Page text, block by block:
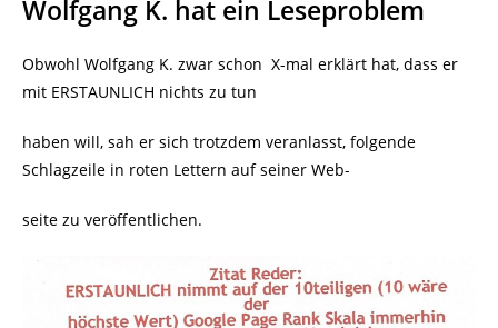
Wolfgang K. hat ein Leseproblem
Obwohl Wolfgang K. zwar schon X-mal erklärt hat, dass er
mit ERSTAUNLICH nichts zu tun
haben will, sah er sich trotzdem veranlasst, folgende
Schlagzeile in roten Lettern auf seiner Web-
seite zu veröffentlichen.